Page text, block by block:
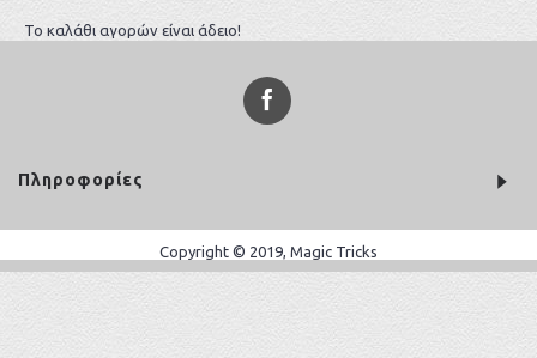
Το καλάθι αγορών είναι άδειο!
Πληροφορίες
Copyright © 2019, Magic Tricks